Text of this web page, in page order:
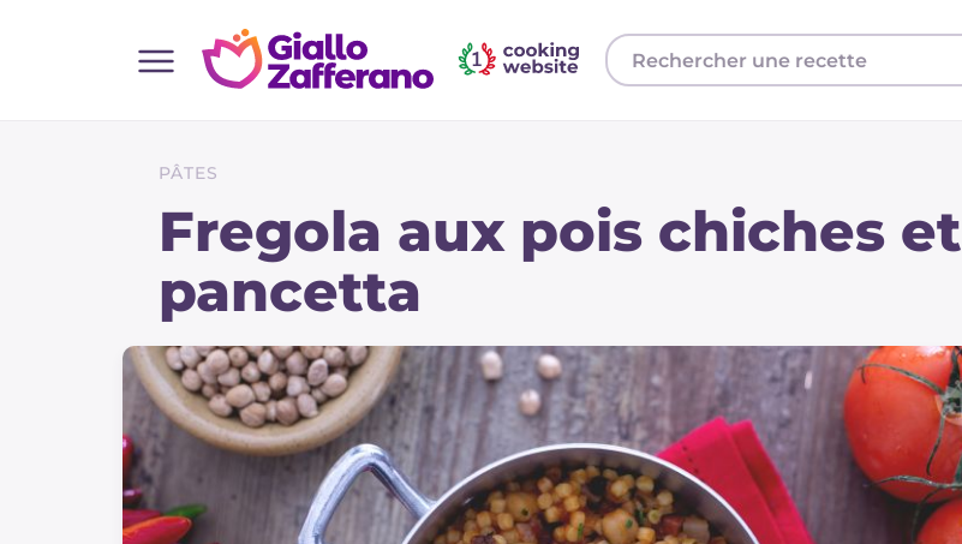
Toutes les recettes
Plats principaux
Accompagnement
Pizzas et focaccia
Gateaux et patisserie
PÂTES
Fregola aux pois chiches et
pancetta